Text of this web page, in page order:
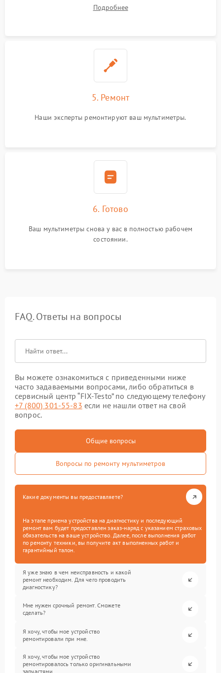
Подробнее
5. Ремонт
Наши эксперты ремонтируют ваш мультиметры.
6. Готово
Ваш мультиметры снова у вас в полностью рабочем
состоянии.
FAQ. Ответы на вопросы
Вы можете ознакомиться с приведенными ниже
часто задаваемыми вопросами, либо обратиться в
сервисный центр “FIX-Testo” по следующему телефону
+7 (800) 301-55-83 если не нашли ответ на свой
вопрос.
Общие вопросы
Вопросы по ремонту мультиметров
Какие документы вы предоставляете?
На этапе приема устройства на диагностику и последующий
ремонт вам будет предоставлен заказ-наряд с указанием страховых
обязательств на ваше устройство. Далее, после выполнения работ
по ремонту техники, вы получите акт выполненных работ и
гарантийный талон.
Я уже знаю в чем неисправность и какой
ремонт необходим. Для чего проводить
диагностику?
Мне нужен срочный ремонт. Сможете
сделать?
Я хочу, чтобы мое устройство
ремонтировали при мне.
Я хочу, чтобы мое устройство
ремонтировалось только оригинальными
запчастями.